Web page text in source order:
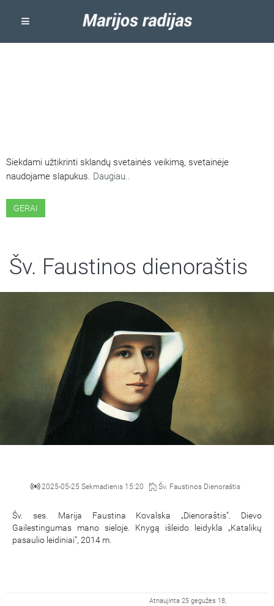
Siekdami užtikrinti sklandų svetainės veikimą, svetainėje
naudojame slapukus. Daugiau..
GERAI
Šv. Faustinos dienoraštis
2025-05-25 Sekmadienis 15:20 Šv. Faustinos Dienoraštis
Šv. ses. Marija Faustina Kovalska „Dienoraštis“. Dievo
Gailestingumas mano sieloje. Knygą išleido leidykla „Katalikų
pasaulio leidiniai“, 2014 m.
Atnaujinta 25 gegužės 18,